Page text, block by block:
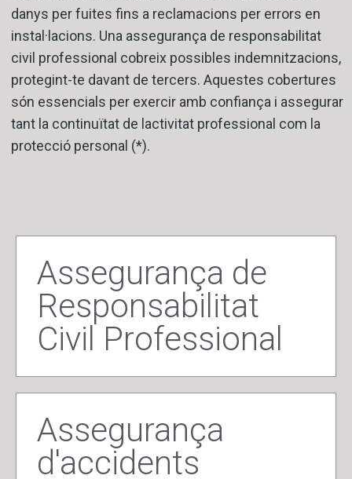
danys per fuites fins a reclamacions per errors en
instal·lacions. Una assegurança de responsabilitat
civil professional cobreix possibles indemnitzacions,
protegint-te davant de tercers. Aquestes cobertures
són essencials per exercir amb confiança i assegurar
tant la continuïtat de lactivitat professional com la
protecció personal (*).
Assegurança de
Responsabilitat
Civil Professional
Assegurança
d'accidents